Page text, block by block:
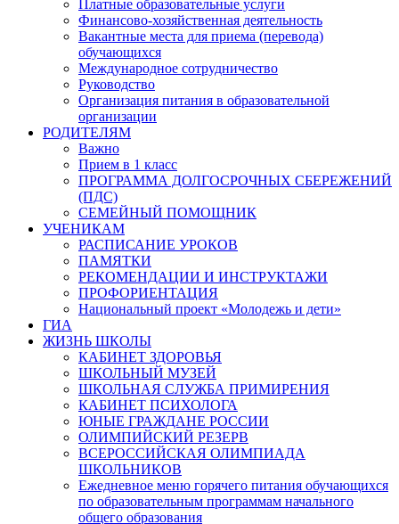
Платные образовательные услуги
Финансово-хозяйственная деятельность
Вакантные места для приема (перевода)
обучающихся
Международное сотрудничество
Руководство
Организация питания в образовательной
организации
РОДИТЕЛЯМ
Важно
Прием в 1 класс
ПРОГРАММА ДОЛГОСРОЧНЫХ СБЕРЕЖЕНИЙ
(ПДС)
СЕМЕЙНЫЙ ПОМОЩНИК
УЧЕНИКАМ
РАСПИСАНИЕ УРОКОВ
ПАМЯТКИ
РЕКОМЕНДАЦИИ И ИНСТРУКТАЖИ
ПРОФОРИЕНТАЦИЯ
Национальный проект «Молодежь и дети»
ГИА
ЖИЗНЬ ШКОЛЫ
КАБИНЕТ ЗДОРОВЬЯ
ШКОЛЬНЫЙ МУЗЕЙ
ШКОЛЬНАЯ СЛУЖБА ПРИМИРЕНИЯ
КАБИНЕТ ПСИХОЛОГА
ЮНЫЕ ГРАЖДАНЕ РОССИИ
ОЛИМПИЙСКИЙ РЕЗЕРВ
ВСЕРОССИЙСКАЯ ОЛИМПИАДА
ШКОЛЬНИКОВ
Ежедневное меню горячего питания обучающихся
по образовательным программам начального
общего образования